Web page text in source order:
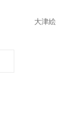
大津絵